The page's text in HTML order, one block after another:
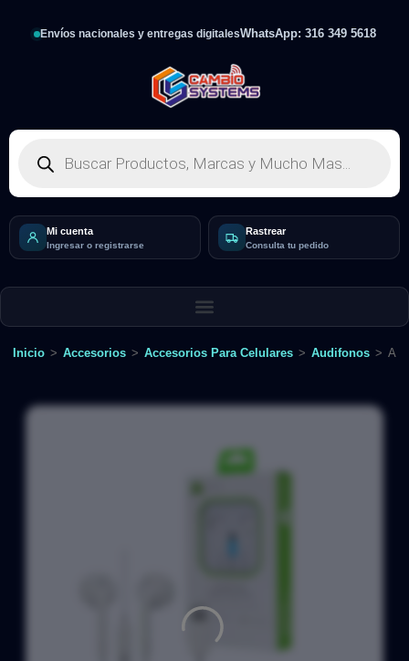
Envíos nacionales y entregas digitalesWhatsApp: 316 349 5618
Mi cuenta
Ingresar o registrarse
Rastrear
Consulta tu pedido
Inicio > Accesorios > Accesorios Para Celulares > Audifonos >